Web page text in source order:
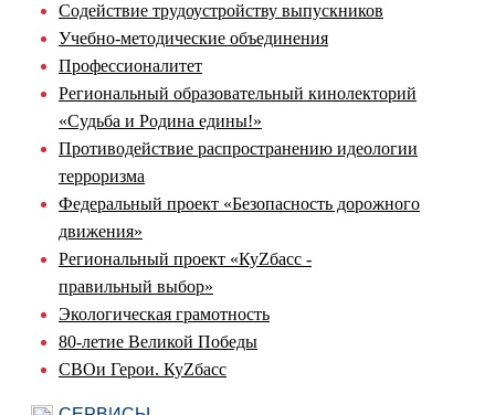
Содействие трудоустройству выпускников
Учебно-методические объединения
Профессионалитет
Региональный образовательный кинолекторий
«Судьба и Родина едины!»
Противодействие распространению идеологии
терроризма
Федеральный проект «Безопасность дорожного
движения»
Региональный проект «КуZбасс -
правильный выбор»
Экологическая грамотность
80-летие Великой Победы
СВОи Герои. КуZбасс